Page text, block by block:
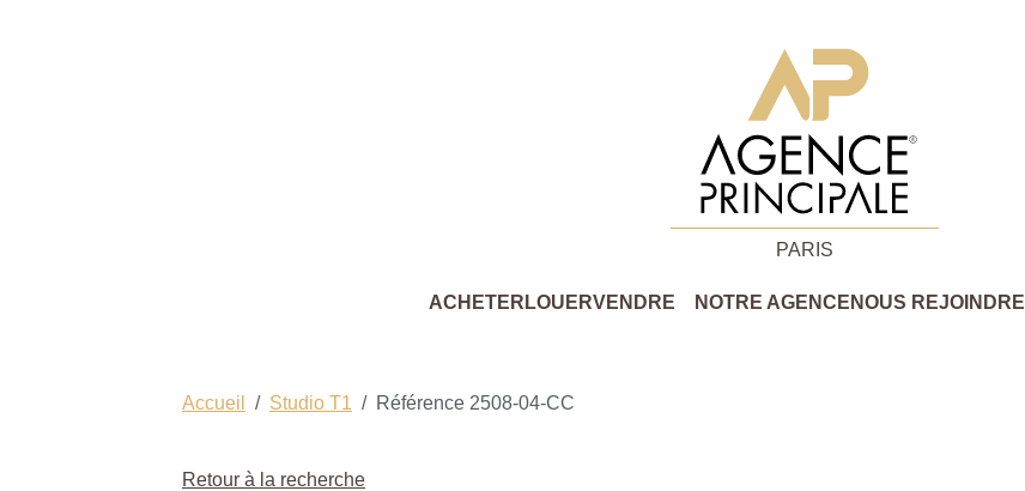
PARIS
ACHETER LOUERVENDRE NOTRE AGENCE NOUS REJOINDRE
Accueil Studio T1 Référence 2508-04-CC
Retour à la recherche